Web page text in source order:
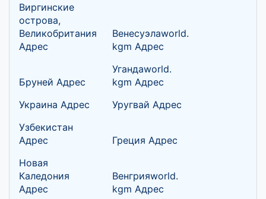
Виргинские
острова,
Великобритания
Адрес
Венесуэлаworld.
kgm Адрес
Бруней Адрес
Угандаworld.
kgm Адрес
Украина Адрес
Уругвай Адрес
Узбекистан
Адрес
Греция Адрес
Новая
Каледония
Адрес
Венгрияworld.
kgm Адрес